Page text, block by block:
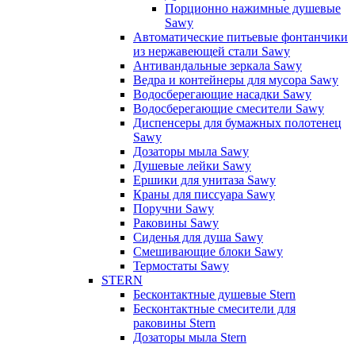
Порционно нажимные душевые
Sawy
Автоматические питьевые фонтанчики
из нержавеющей стали Sawy
Антивандальные зеркала Sawy
Ведра и контейнеры для мусора Sawy
Водосберегающие насадки Sawy
Водосберегающие смесители Sawy
Диспенсеры для бумажных полотенец
Sawy
Дозаторы мыла Sawy
Душевые лейки Sawy
Ершики для унитаза Sawy
Краны для писсуара Sawy
Поручни Sawy
Раковины Sawy
Сиденья для душа Sawy
Смешивающие блоки Sawy
Термостаты Sawy
STERN
Бесконтактные душевые Stern
Бесконтактные смесители для
раковины Stern
Дозаторы мыла Stern